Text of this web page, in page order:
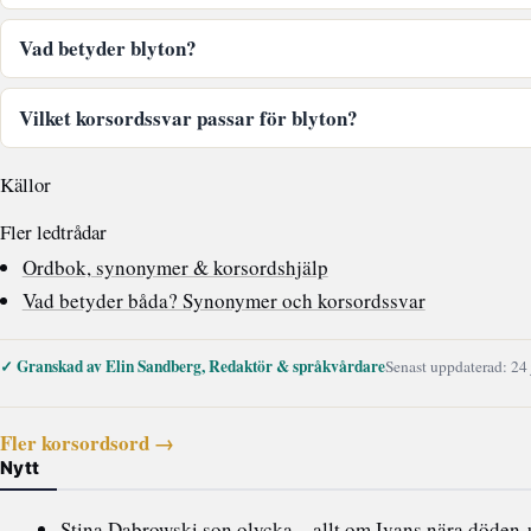
Vad betyder blyton?
Vilket korsordssvar passar för blyton?
Källor
Fler ledtrådar
Ordbok, synonymer & korsordshjälp
Vad betyder båda? Synonymer och korsordssvar
✓ Granskad av Elin Sandberg, Redaktör & språkvårdareSenast uppdaterad:
Fler korsordsord →
Nytt